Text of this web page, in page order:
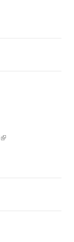
(link is external)